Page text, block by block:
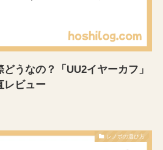
うなの？「UU2イヤーカフ」
レビュー
レノボの選び方